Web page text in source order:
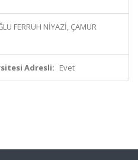
FERRUH NİYAZİ, ÇAMUR
Adresli: Evet